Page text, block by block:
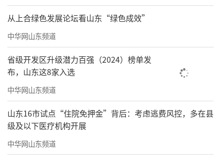
从上合绿色发展论坛看山东“绿色成效”
中华网山东频道
省级开发区升级潜力百强（2024）榜单发
布，山东这8家入选
中华网山东频道
山东16市试点“住院免押金”背后：考虑逃费风控，多在县
级及以下医疗机构开展
中华网山东频道